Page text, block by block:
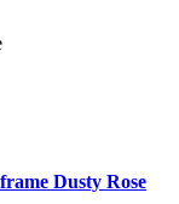
Dusty Rose